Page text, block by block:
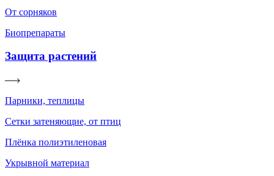
От сорняков
Биопрепараты
Защита растений
Парники, теплицы
Сетки затеняющие, от птиц
Плёнка полиэтиленовая
Укрывной материал